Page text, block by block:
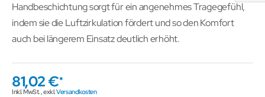
Handbeschichtung sorgt für ein angenehmes Tragegefühl,
indem sie die Luftzirkulation fördert und so den Komfort
auch bei längerem Einsatz deutlich erhöht.
81,02 €
Inkl. MwSt.,exkl.Versandkosten